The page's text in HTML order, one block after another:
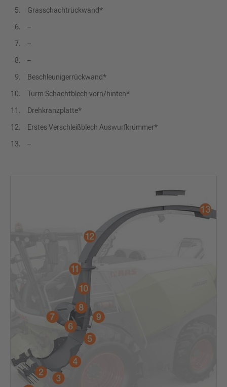
Grasschachtrückwand*
–
–
–
Beschleunigerrückwand*
Turm Schachtblech vorn/hinten*
Drehkranzplatte*
Erstes Verschleißblech Auswurfkrümmer*
–